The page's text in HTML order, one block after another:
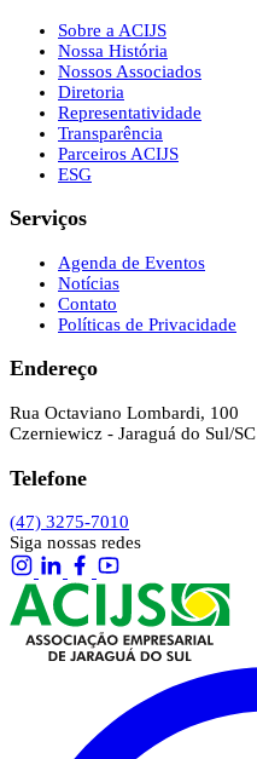
Sobre a ACIJS
Nossa História
Nossos Associados
Diretoria
Representatividade
Transparência
Parceiros ACIJS
ESG
Serviços
Agenda de Eventos
Notícias
Contato
Políticas de Privacidade
Endereço
Rua Octaviano Lombardi, 100
Czerniewicz - Jaraguá do Sul/SC
Telefone
(47) 3275-7010
Siga nossas redes